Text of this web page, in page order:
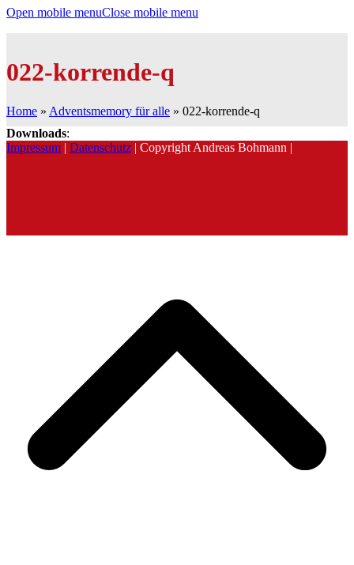
Open mobile menuClose mobile menu
022-korrende-q
Home » Adventsmemory für alle » 022-korrende-q
Downloads:
Impressum | Datenschutz | Copyright Andreas Bohmann |